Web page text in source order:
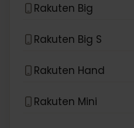
Rakuten Big
Rakuten Big S
Rakuten Hand
Rakuten Mini